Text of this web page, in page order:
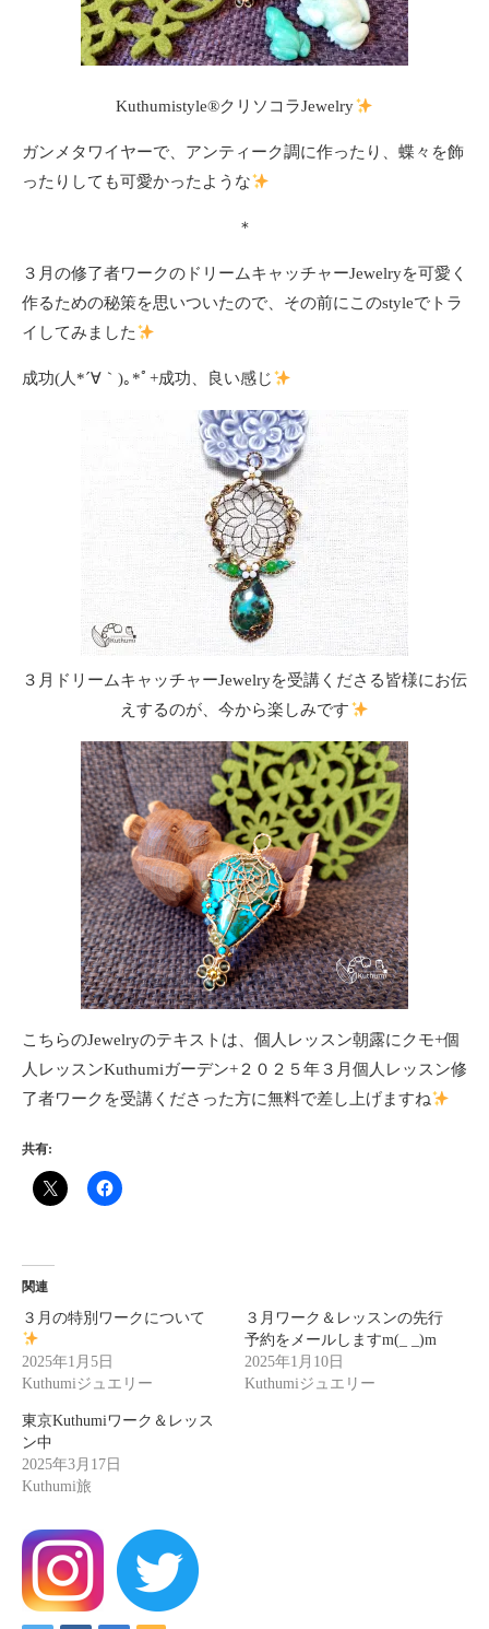
Kuthumistyle®クリソコラJewelry
ガンメタワイヤーで、アンティーク調に作ったり、蝶々を飾
ったりしても可愛かったような
＊
３月の修了者ワークのドリームキャッチャーJewelryを可愛く
作るための秘策を思いついたので、その前にこのstyleでトラ
イしてみました
成功(⁠人⁠*⁠´⁠∀⁠｀⁠)⁠｡⁠*ﾟ⁠+成功、良い感じ
３月ドリームキャッチャーJewelryを受講くださる皆様にお伝
えするのが、今から楽しみです
こちらのJewelryのテキストは、個人レッスン朝露にクモ+個
人レッスンKuthumiガーデン+２０２５年３月個人レッスン修
了者ワークを受講くださった方に無料で差し上げますね
共有:
関連
３月の特別ワークについて
2025年1月5日
Kuthumiジュエリー
３月ワーク＆レッスンの先行
予約をメールしますm(_ _)m
2025年1月10日
Kuthumiジュエリー
東京Kuthumiワーク＆レッス
ン中
2025年3月17日
Kuthumi旅